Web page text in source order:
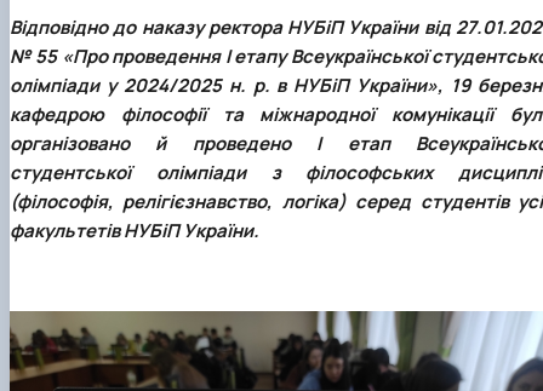
Науковий гурток «Філософські проблеми
міжособистісної та міжгрупової комунікаці…
Науковий гурток «Історія держави і права
України»
Відповідно до наказу ректора НУБіП України від
№ 55 «Про проведення І етапу Всеукраїнської
олімпіади у 2024/2025 н. р. в НУБіП України», 19
кафедрою філософії та міжнародної комунікації
організовано й проведено І етап
студентської олімпіади з філософських
(філософія, релігієзнавство, логіка) серед студентів
факультетів НУБіП України.